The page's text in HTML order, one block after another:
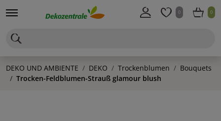
0 0
DEKO UND AMBIENTE DEKO Trockenblumen
Bouquets
Trocken-Feldblumen-Strauß glamour blush